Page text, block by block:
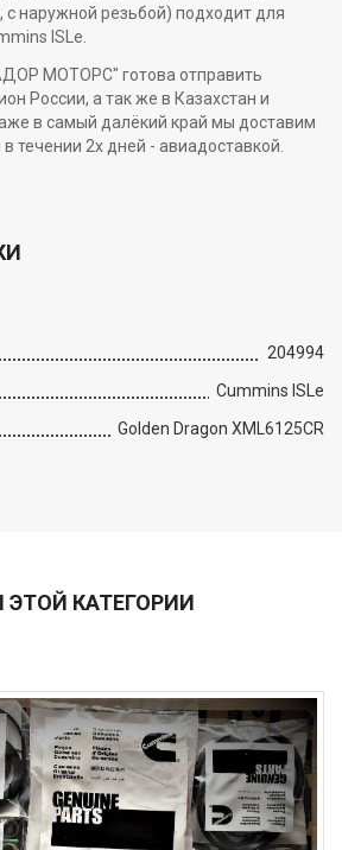
наружной резьбой) подходит для
ISLe.
МОТОРС" готова отправить
России, а так же в Казахстан и
в самый далёкий край мы доставим
течении 2х дней - авиадоставкой.
204994
Cummins ISLe
Golden Dragon XML6125CR
КАТЕГОРИИ